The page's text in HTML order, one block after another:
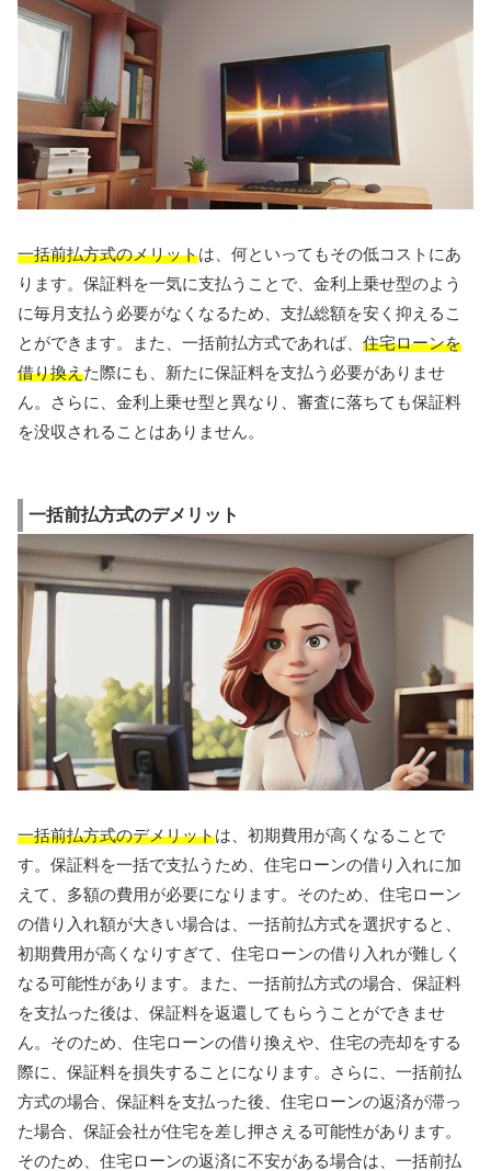
一括前払方式のメリットは、何といってもその低コストにあ
ります。保証料を一気に支払うことで、金利上乗せ型のよう
に毎月支払う必要がなくなるため、支払総額を安く抑えるこ
とができます。また、一括前払方式であれば、 住宅ローンを
借り換えた際にも、新たに保証料を支払う必要がありませ
ん。さらに、金利上乗せ型と異なり、審査に落ちても保証料
を没収されることはありません。
一括前払方式のデメリット
一括前払方式のデメリットは、初期費用が高くなることで
す。保証料を一括で支払うため、住宅ローンの借り入れに加
えて、多額の費用が必要になります。そのため、住宅ローン
の借り入れ額が大きい場合は、一括前払方式を選択すると、
初期費用が高くなりすぎて、住宅ローンの借り入れが難しく
なる可能性があります。また、一括前払方式の場合、保証料
を支払った後は、保証料を返還してもらうことができませ
ん。そのため、住宅ローンの借り換えや、住宅の売却をする
際に、保証料を損失することになります。さらに、一括前払
方式の場合、保証料を支払った後、住宅ローンの返済が滞っ
た場合、保証会社が住宅を差し押さえる可能性があります。
そのため、住宅ローンの返済に不安がある場合は、一括前払